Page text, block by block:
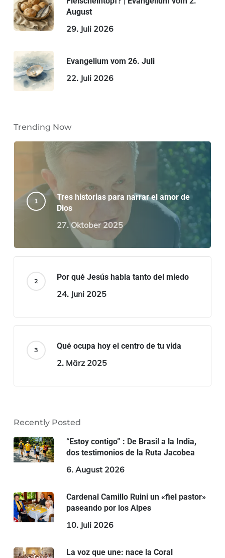
August
29. Juli 2026
Evangelium vom 26. Juli
22. Juli 2026
Trending Now
Tres historias para narrar el amor de
Dios
27. Oktober 2025
Por qué Jesús habla tanto del miedo
24. Juni 2025
Qué ocupa hoy el centro de tu vida
2. März 2025
Recently Posted
“Estoy contigo” : De Brasil a la India,
dos testimonios de la Ruta Jacobea
6. August 2026
Cardenal Camillo Ruini un «fiel pastor»
paseando por los Alpes
10. Juli 2026
La voz que une: nace la Coral